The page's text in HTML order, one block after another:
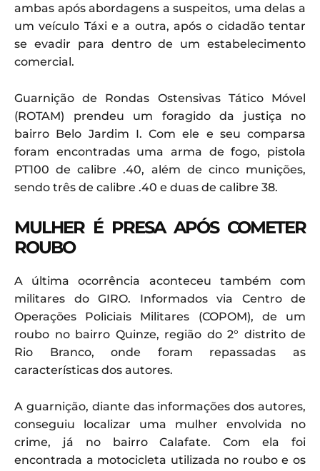
ambas após abordagens a suspeitos, uma delas a
um veículo Táxi e a outra, após o cidadão tentar
se evadir para dentro de um estabelecimento
comercial.
Guarnição de Rondas Ostensivas Tático Móvel
(ROTAM) prendeu um foragido da justiça no
bairro Belo Jardim I. Com ele e seu comparsa
foram encontradas uma arma de fogo, pistola
PT100 de calibre .40, além de cinco munições,
sendo três de calibre .40 e duas de calibre 38.
MULHER É PRESA APÓS COMETER
ROUBO
A última ocorrência aconteceu também com
militares do GIRO. Informados via Centro de
Operações Policiais Militares (COPOM), de um
roubo no bairro Quinze, região do 2° distrito de
Rio Branco, onde foram repassadas as
características dos autores.
A guarnição, diante das informações dos autores,
conseguiu localizar uma mulher envolvida no
crime, já no bairro Calafate. Com ela foi
encontrada a motocicleta utilizada no roubo e os